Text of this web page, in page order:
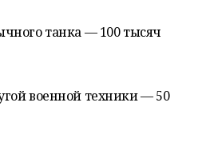
танка — 100 тысяч
военной техники — 50